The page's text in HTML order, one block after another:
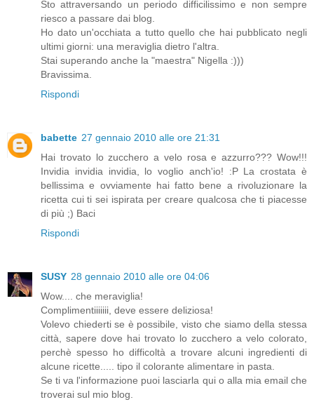
Sto attraversando un periodo difficilissimo e non sempre
riesco a passare dai blog.
Ho dato un'occhiata a tutto quello che hai pubblicato negli
ultimi giorni: una meraviglia dietro l'altra.
Stai superando anche la "maestra" Nigella :)))
Bravissima.
Rispondi
babette 27 gennaio 2010 alle ore 21:31
Hai trovato lo zucchero a velo rosa e azzurro??? Wow!!!
Invidia invidia invidia, lo voglio anch'io! :P La crostata è
bellissima e ovviamente hai fatto bene a rivoluzionare la
ricetta cui ti sei ispirata per creare qualcosa che ti piacesse
di più ;) Baci
Rispondi
SUSY 28 gennaio 2010 alle ore 04:06
Wow.... che meraviglia!
Complimentiiiiiii, deve essere deliziosa!
Volevo chiederti se è possibile, visto che siamo della stessa
città, sapere dove hai trovato lo zucchero a velo colorato,
perchè spesso ho difficoltà a trovare alcuni ingredienti di
alcune ricette..... tipo il colorante alimentare in pasta.
Se ti va l'informazione puoi lasciarla qui o alla mia email che
troverai sul mio blog.